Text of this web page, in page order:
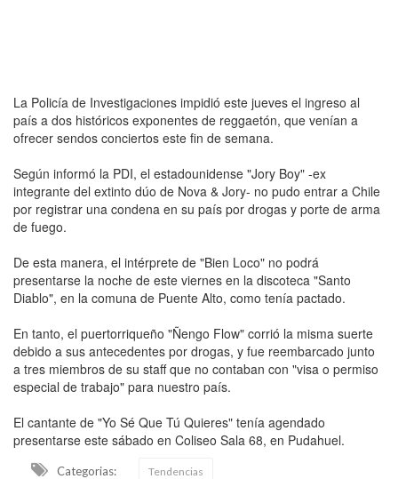
La Policía de Investigaciones impidió este jueves el ingreso al
país a dos históricos exponentes de reggaetón, que venían a
ofrecer sendos conciertos este fin de semana.
Según informó la PDI, el estadounidense "Jory Boy" -ex
integrante del extinto dúo de Nova & Jory- no pudo entrar a Chile
por registrar una condena en su país por drogas y porte de arma
de fuego.
De esta manera, el intérprete de "Bien Loco" no podrá
presentarse la noche de este viernes en la discoteca "Santo
Diablo", en la comuna de Puente Alto, como tenía pactado.
En tanto, el puertorriqueño "Ñengo Flow" corrió la misma suerte
debido a sus antecedentes por drogas, y fue reembarcado junto
a tres miembros de su staff que no contaban con "visa o permiso
especial de trabajo" para nuestro país.
El cantante de "Yo Sé Que Tú Quieres" tenía agendado
presentarse este sábado en Coliseo Sala 68, en Pudahuel.
Categorias: Tendencias